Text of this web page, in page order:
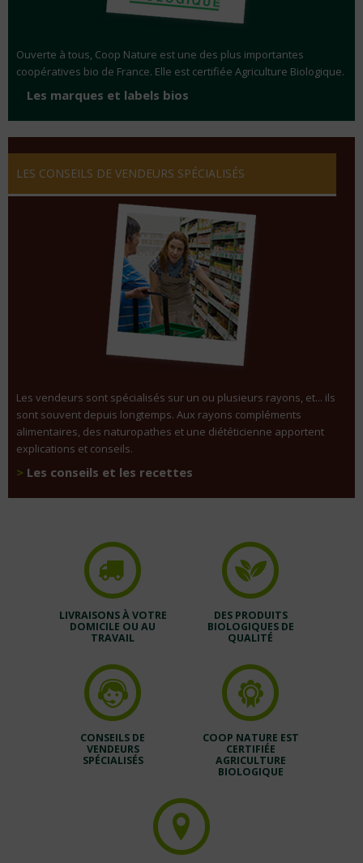
Ouverte à tous, Coop Nature est une des plus importantes
coopératives bio de France. Elle est certifiée Agriculture Biologique.
Les marques et labels bios
LES CONSEILS DE VENDEURS SPÉCIALISÉS
Les vendeurs sont spécialisés sur un ou plusieurs rayons, et... ils
sont souvent depuis longtemps. Aux rayons compléments
alimentaires, des naturopathes et une diététicienne apportent
explications et conseils.
> Les conseils et les recettes
LIVRAISONS À VOTRE
DOMICILE OU AU
TRAVAIL
DES PRODUITS
BIOLOGIQUES DE
QUALITÉ
CONSEILS DE
VENDEURS
SPÉCIALISÉS
COOP NATURE EST
CERTIFIÉE
AGRICULTURE
BIOLOGIQUE